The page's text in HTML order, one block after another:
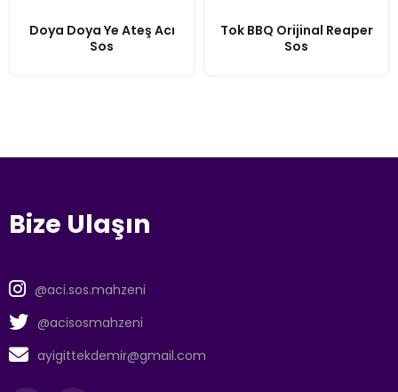
Doya Doya Ye Ateş Acı
Sos
Tok BBQ Orijinal Reaper
Sos
Bize Ulaşın
@aci.sos.mahzeni
@acisosmahzeni
ayigittekdemir@gmail.com